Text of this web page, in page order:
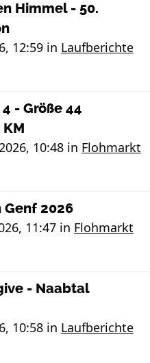
Himmel - 50.
12:59 in Laufberichte
- Größe 44
10:48 in Flohmarkt
2026
11:47 in Flohmarkt
- Naabtal
10:58 in Laufberichte